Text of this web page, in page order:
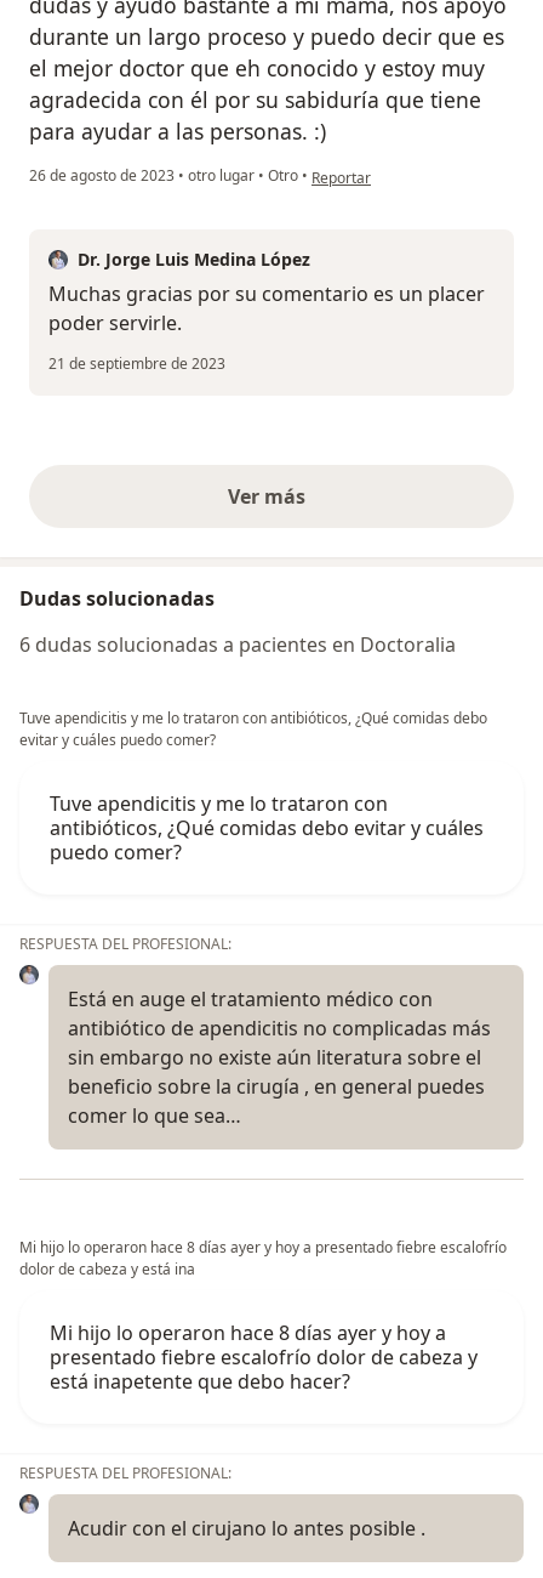
durante un largo proceso y puedo decir que es
el mejor doctor que eh conocido y estoy muy
agradecida con él por su sabiduría que tiene
para ayudar a las personas. :)
26 de agosto de 2023 • otro lugar • Otro • en opinión del usuario Guadalupe
Reportar
Dr. Jorge Luis Medina López
Muchas gracias por su comentario es un placer
poder servirle.
21 de septiembre de 2023
Ver másopiniones anteriores
Dudas solucionadas
6 dudas solucionadas a pacientes en Doctoralia
Tuve apendicitis y me lo trataron con antibióticos, ¿Qué comidas debo
evitar y cuáles puedo comer?
Tuve apendicitis y me lo trataron con
antibióticos, ¿Qué comidas debo evitar y cuáles
puedo comer?
RESPUESTA DEL PROFESIONAL:
Está en auge el tratamiento médico con
antibiótico de apendicitis no complicadas más
sin embargo no existe aún literatura sobre el
beneficio sobre la cirugía , en general puedes
comer lo que sea…
Mi hijo lo operaron hace 8 días ayer y hoy a presentado fiebre escalofrío
dolor de cabeza y está ina
Mi hijo lo operaron hace 8 días ayer y hoy a
presentado fiebre escalofrío dolor de cabeza y
está inapetente que debo hacer?
RESPUESTA DEL PROFESIONAL:
Acudir con el cirujano lo antes posible .